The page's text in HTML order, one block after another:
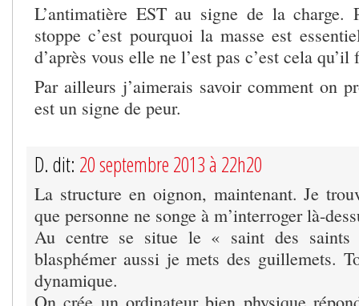
L’antimatière EST au signe de la
stoppe c’est pourquoi la masse est
d’après vous elle ne l’est pas c’est cela
Par ailleurs j’aimerais savoir comment on
est un signe de peur.
D. dit: 20 septembre 2013 à 22h20
La structure en oignon, maintenant. Je
que personne ne songe à m’interroger là-
Au centre se situe le « saint des
blasphémer aussi je mets des guillemets.
dynamique.